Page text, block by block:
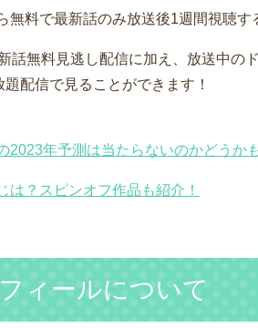
料で最新話のみ放送後1週間視聴す
話無料見逃し配信に加え、放送中の
配信で見ることができます！
年予測は当たらないのかどうか
は？スピンオフ作品も紹介！
ィールについて